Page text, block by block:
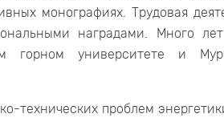
монографиях. Трудовая
наградами. Много
горном университете и
технических проблем